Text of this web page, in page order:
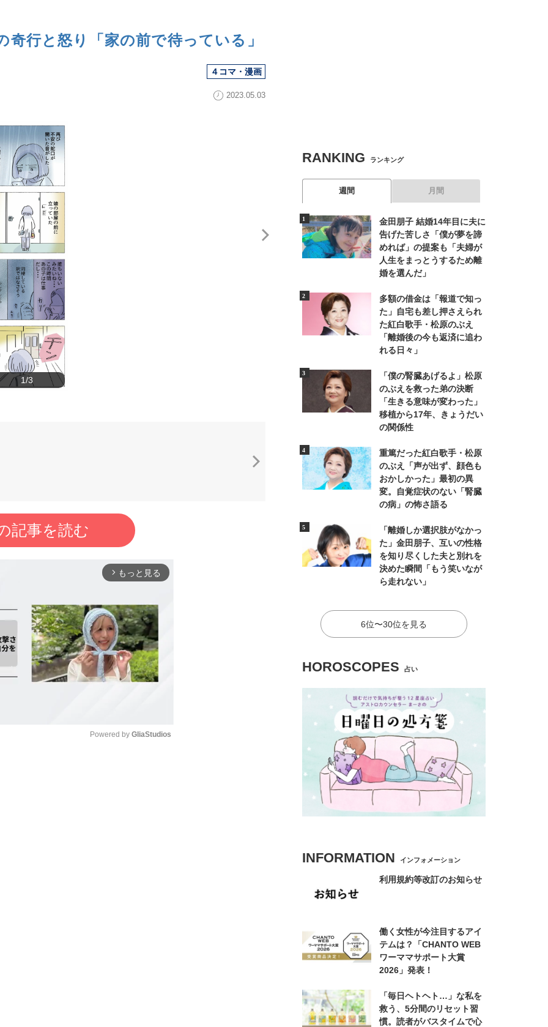
行と怒り「家の前で待っている」
４コマ・漫画
2023.05.03
1/3
記事を読む
arrow_forward_ios もっと見る
Powered by GliaStudios
RANKING ランキング
週間 月間
金田朋子 結婚14年目に夫に
告げた苦しさ「僕が夢を諦
めれば」の提案も「夫婦が
人生をまっとうするため離
婚を選んだ」
多額の借金は「報道で知っ
た」自宅も差し押さえられ
た紅白歌手・松原のぶえ
「離婚後の今も返済に追わ
れる日々」
「僕の腎臓あげるよ」松原
のぶえを救った弟の決断
「生きる意味が変わった」
移植から17年、きょうだい
の関係性
重篤だった紅白歌手・松原
のぶえ「声が出ず、顔色も
おかしかった」最初の異
変。自覚症状のない「腎臓
の病」の怖さ語る
「離婚しか選択肢がなかっ
た」金田朋子、互いの性格
を知り尽くした夫と別れを
決めた瞬間「もう笑いなが
ら走れない」
6位〜30位を見る
HOROSCOPES 占い
INFORMATION インフォメーション
利用規約等改訂のお知らせ
働く女性が今注目するアイ
テムは？「CHANTO WEB
ワーママサポート大賞
2026」発表！
「毎日ヘトヘト…」な私を
救う、5分間のリセット習
慣。読者がバスタイムで心